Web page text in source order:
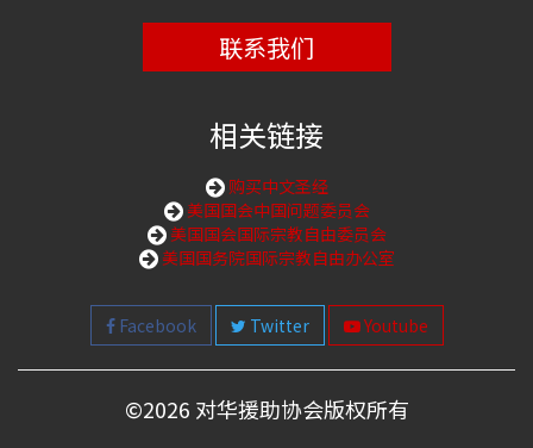
联系我们
相关链接
购买中文圣经
美国国会中国问题委员会
美国国会国际宗教自由委员会
美国国务院国际宗教自由办公室
Facebook Twitter Youtube
©2026 对华援助协会版权所有